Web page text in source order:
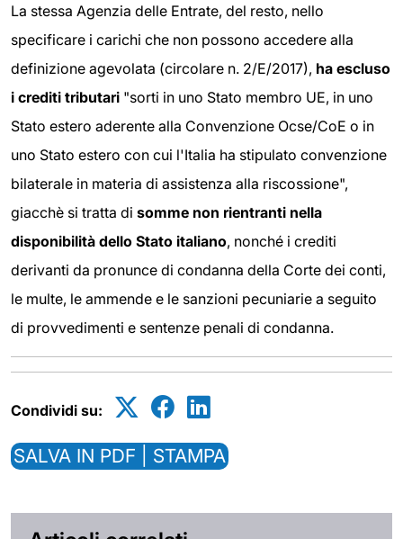
La stessa Agenzia delle Entrate, del resto, nello
specificare i carichi che non possono accedere alla
definizione agevolata (circolare n. 2/E/2017), ha escluso
i crediti tributari "sorti in uno Stato membro UE, in uno
Stato estero aderente alla Convenzione Ocse/CoE o in
uno Stato estero con cui l'Italia ha stipulato convenzione
bilaterale in materia di assistenza alla riscossione",
giacchè si tratta di somme non rientranti nella
disponibilità dello Stato italiano, nonché i crediti
derivanti da pronunce di condanna della Corte dei conti,
le multe, le ammende e le sanzioni pecuniarie a seguito
di provvedimenti e sentenze penali di condanna.
Condividi su:
SALVA IN PDF | STAMPA